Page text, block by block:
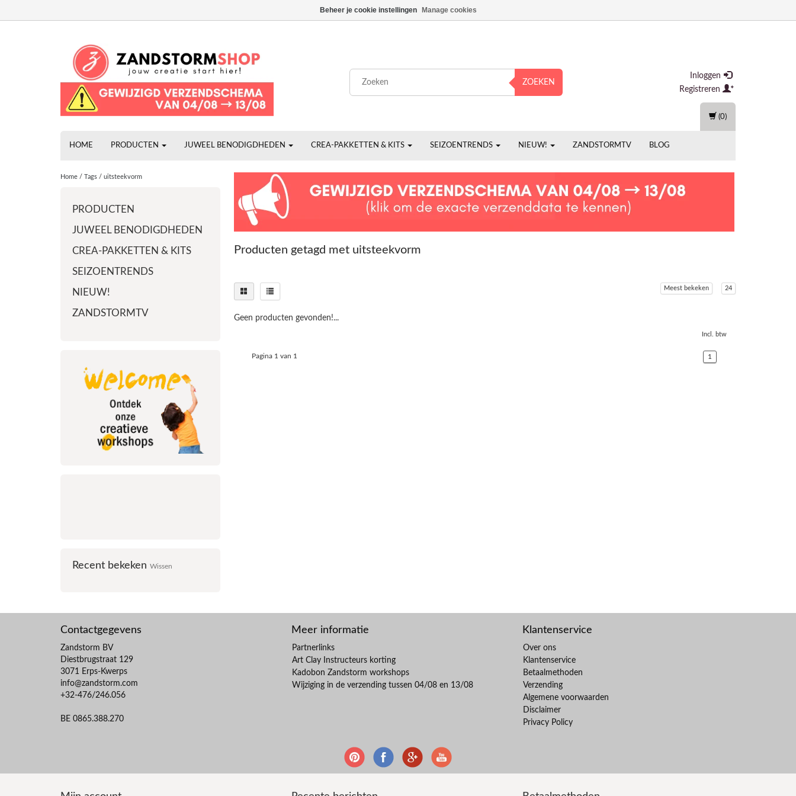
ZOEKEN
Inloggen
Registreren
HOME PRODUCTEN JUWEEL BENODIGDHEDEN CREA-PAKKETTEN & KITS SEIZOENTRENDS NIEUW! ZANDSTORMTV BLOG
(0)
Home / Tags / uitsteekvorm
PRODUCTEN
JUWEEL BENODIGDHEDEN
CREA-PAKKETTEN & KITS
SEIZOENTRENDS
NIEUW!
ZANDSTORMTV
Recent bekeken Wissen
Producten getagd met uitsteekvorm
Meest bekeken 24
Geen producten gevonden!...
Incl. btw
Pagina 1 van 1 1
Contactgegevens
Zandstorm BV
Diestbrugstraat 129
3071 Erps-Kwerps
info@zandstorm.com
+32-476/246.056
BE 0865.388.270
Meer informatie
Partnerlinks
Art Clay Instructeurs korting
Kadobon Zandstorm workshops
Wijziging in de verzending tussen 04/08 en 13/08
Klantenservice
Over ons
Klantenservice
Betaalmethoden
Verzending
Algemene voorwaarden
Disclaimer
Privacy Policy
Beheer je cookie instellingen Manage cookies